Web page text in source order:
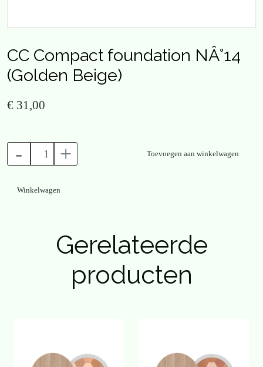
CC Compact foundation NÂ°14
(Golden Beige)
€ 31,00
- + Toevoegen aan winkelwagen
Winkelwagen
Gerelateerde
producten